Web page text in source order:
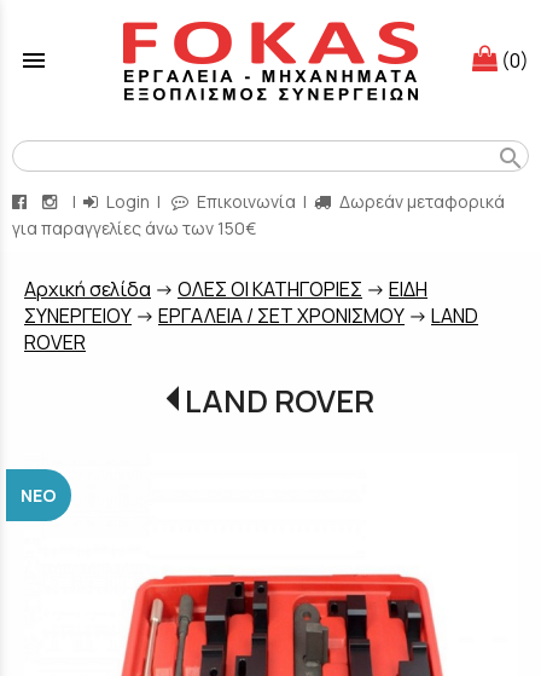
menu (0)
search
| Login | Επικοινωνία |
Δωρεάν μεταφορικά
για παραγγελίες άνω των 150€
Aρχική σελίδα -> ΟΛΕΣ ΟΙ ΚΑΤΗΓΟΡΙΕΣ -> ΕΙΔΗ
ΣΥΝΕΡΓΕΙΟΥ -> ΕΡΓΑΛΕΙΑ / ΣΕΤ ΧΡΟΝΙΣΜΟΥ -> LAND
ROVER
LAND ROVER
ΝΈΟ